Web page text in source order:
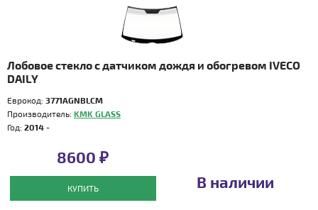
Лобовое стекло с датчиком дождя и обогревом IVECO
DAILY
Еврокод: 3771AGNBLCM
Производитель: KMK GLASS
Год: 2014 -
8600 ₽
КУПИТЬ В наличии